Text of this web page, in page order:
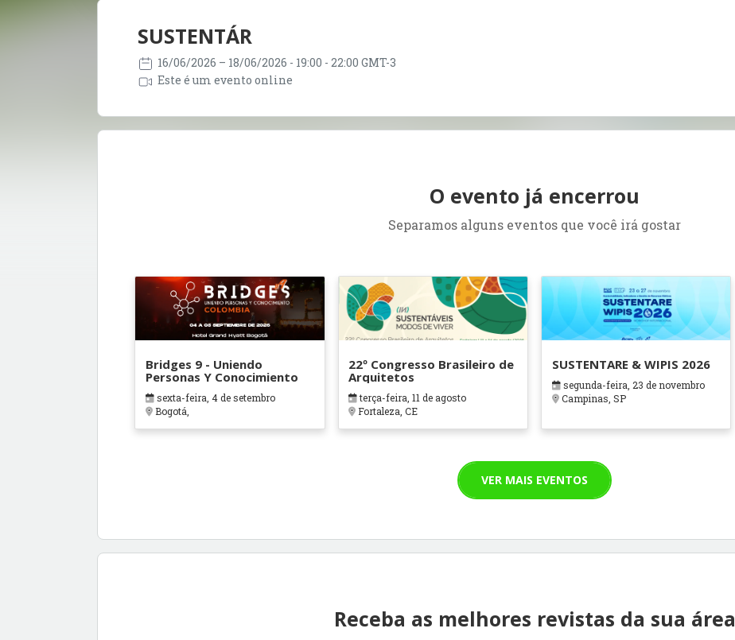
SUSTENTÁR
16/06/2026 – 18/06/2026 - 19:00 - 22:00 GMT-3
Este é um evento online
O evento já encerrou
Separamos alguns eventos que você irá gostar
Bridges 9 - Uniendo
Personas Y Conocimiento
sexta-feira, 4 de setembro
Bogotá,
22º Congresso Brasileiro de
Arquitetos
terça-feira, 11 de agosto
Fortaleza, CE
SUSTENTARE & WIPIS 2026
segunda-feira, 23 de novembro
Campinas, SP
VER MAIS EVENTOS
Receba as melhores revistas da sua área